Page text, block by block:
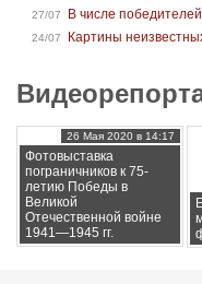
27/07 В числе
24/07 Картины
Фотовыставка
пограничников к 75-
летию Победы в
Великой
Отечественной войне
1941—1945 гг.
26 Мая 2020 в 14:17